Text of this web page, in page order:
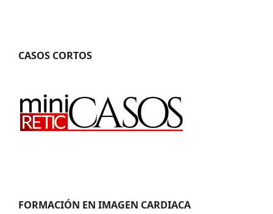
CASOS CORTOS
FORMACIÓN EN IMAGEN CARDIACA